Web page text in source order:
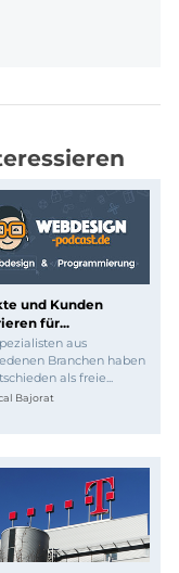
und Kunden
für...
aus
Branchen haben
als freie...
Bajorat